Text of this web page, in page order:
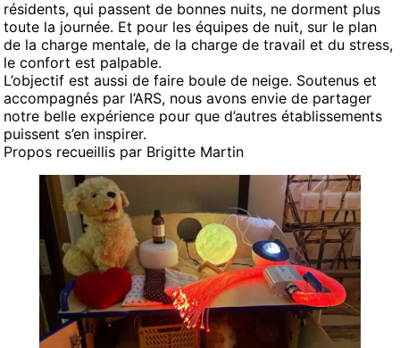
résidents, qui passent de bonnes nuits, ne dorment plus
toute la journée. Et pour les équipes de nuit, sur le plan
de la charge mentale, de la charge de travail et du stress,
le confort est palpable.
L’objectif est aussi de faire boule de neige. Soutenus et
accompagnés par l’ARS, nous avons envie de partager
notre belle expérience pour que d’autres établissements
puissent s’en inspirer.
Propos recueillis par Brigitte Martin